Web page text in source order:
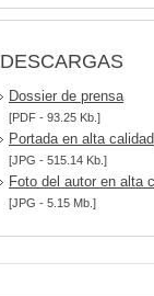
DESCARGAS
Dossier de prensa
[PDF - 93.25 Kb.]
Portada en alta calidad
[JPG - 515.14 Kb.]
Foto del autor en alta
[JPG - 5.15 Mb.]